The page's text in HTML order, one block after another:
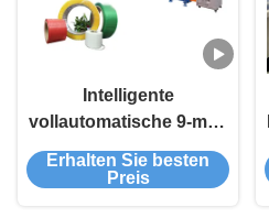
Intelligente
vollautomatische 9-mm-
PP-Umreifungsrollen-
Produktionsmaschine
Erhalten Sie besten
Preis